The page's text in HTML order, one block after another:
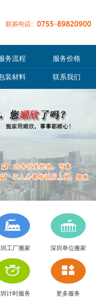
务流程 服务价格
装材料 联系我们
工厂搬家 深圳单位搬家
计时服务 更多服务